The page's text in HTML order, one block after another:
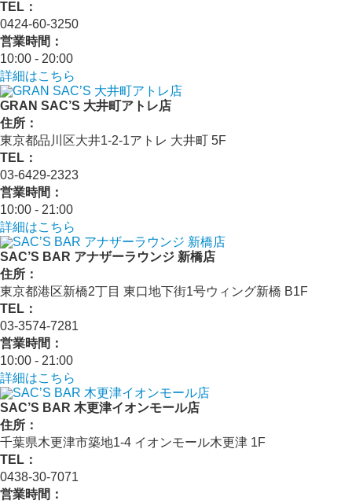
TEL：
0424-60-3250
営業時間：
10:00 - 20:00
詳細はこちら
GRAN SAC’S 大井町アトレ店
住所：
東京都品川区大井1-2-1アトレ 大井町 5F
TEL：
03-6429-2323
営業時間：
10:00 - 21:00
詳細はこちら
SAC’S BAR アナザーラウンジ 新橋店
住所：
東京都港区新橋2丁目 東口地下街1号ウィング新橋 B1F
TEL：
03-3574-7281
営業時間：
10:00 - 21:00
詳細はこちら
SAC’S BAR 木更津イオンモール店
住所：
千葉県木更津市築地1-4 イオンモール木更津 1F
TEL：
0438-30-7071
営業時間：